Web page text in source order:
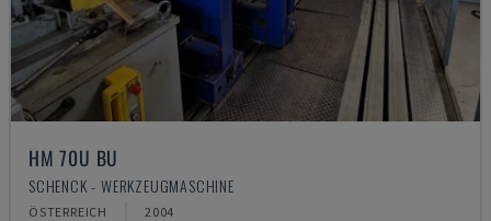
HM 70U BU
SCHENCK - WERKZEUGMASCHINE
ÖSTERREICH 2004